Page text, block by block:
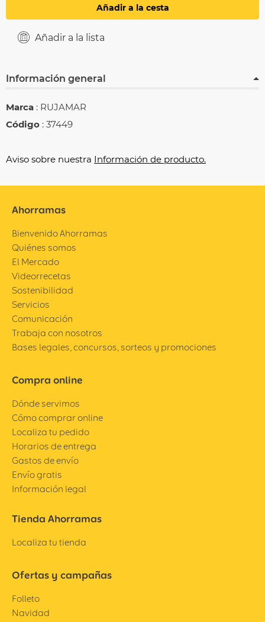
Añadir a la cesta
Añadir a la lista
Información general
Marca : RUJAMAR
Código : 37449
Aviso sobre nuestra Información de producto.
Ahorramas
Bienvenido Ahorramas
Quiénes somos
El Mercado
Videorrecetas
Sostenibilidad
Servicios
Comunicación
Trabaja con nosotros
Bases legales, concursos, sorteos y promociones
Compra online
Dónde servimos
Cómo comprar online
Localiza tu pedido
Horarios de entrega
Gastos de envío
Envío gratis
Información legal
Tienda Ahorramas
Localiza tu tienda
Ofertas y campañas
Folleto
Navidad